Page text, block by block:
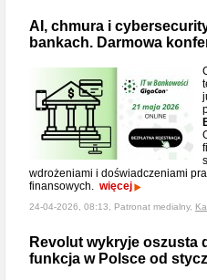
AI, chmura i
bankach. Darmowa
wdrożeniami i doświadczeniami
finansowych. więcej
24-04-2026, 08:13, Patronat medialny,
Revolut wykryje oszusta
funkcja w Polsce od